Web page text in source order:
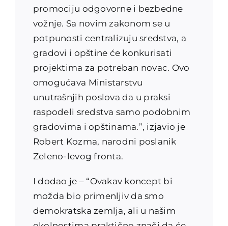
promociju odgovorne i bezbedne
vožnje. Sa novim zakonom se u
potpunosti centralizuju sredstva, a
gradovi i opštine će konkurisati
projektima za potreban novac. Ovo
omogućava Ministarstvu
unutrašnjih poslova da u praksi
raspodeli sredstva samo podobnim
gradovima i opštinama.”, izjavio je
Robert Kozma, narodni poslanik
Zeleno-levog fronta.
I dodao je – “Ovakav koncept bi
možda bio primenljiv da smo
demokratska zemlja, ali u našim